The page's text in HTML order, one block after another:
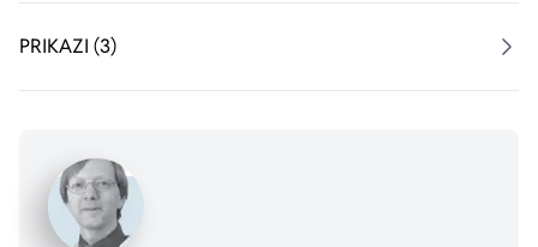
detektora lopova. A najbolje od svega je što su
priložena upitstva tako da i sami možemo da ih
napravimo!
PRIKAZI (3)